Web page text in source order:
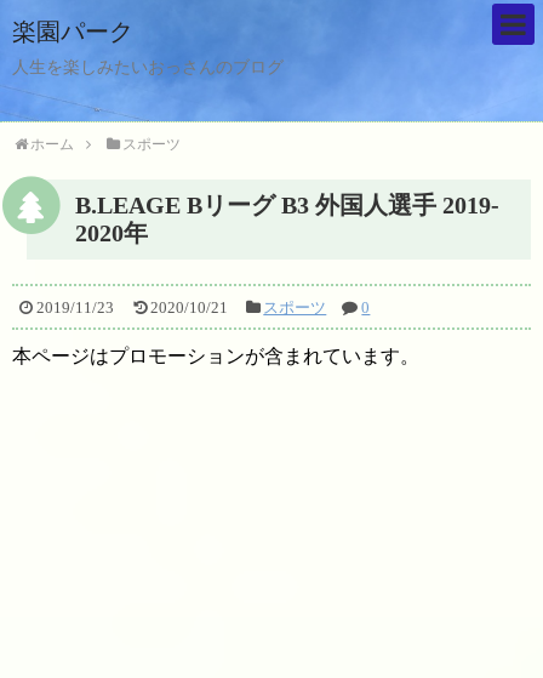
楽園パーク
人生を楽しみたいおっさんのブログ
ホーム スポーツ
B.LEAGE Bリーグ B3 外国人選手 2019-
2020年
2019/11/23 2020/10/21 スポーツ 0
本ページはプロモーションが含まれています。